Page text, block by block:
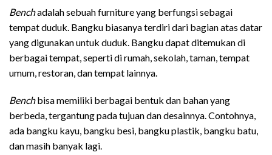
Benchadalah sebuah furniture yang berfungsi sebagai
tempat duduk. Bangku biasanya terdiri dari bagian atas datar
yang digunakan untuk duduk. Bangku dapat ditemukan di
berbagai tempat, seperti di rumah, sekolah, taman, tempat
umum, restoran, dan tempat lainnya.
Benchbisa memiliki berbagai bentuk dan bahan yang
berbeda, tergantung pada tujuan dan desainnya. Contohnya,
ada bangku kayu, bangku besi, bangku plastik, bangku batu,
dan masih banyak lagi.